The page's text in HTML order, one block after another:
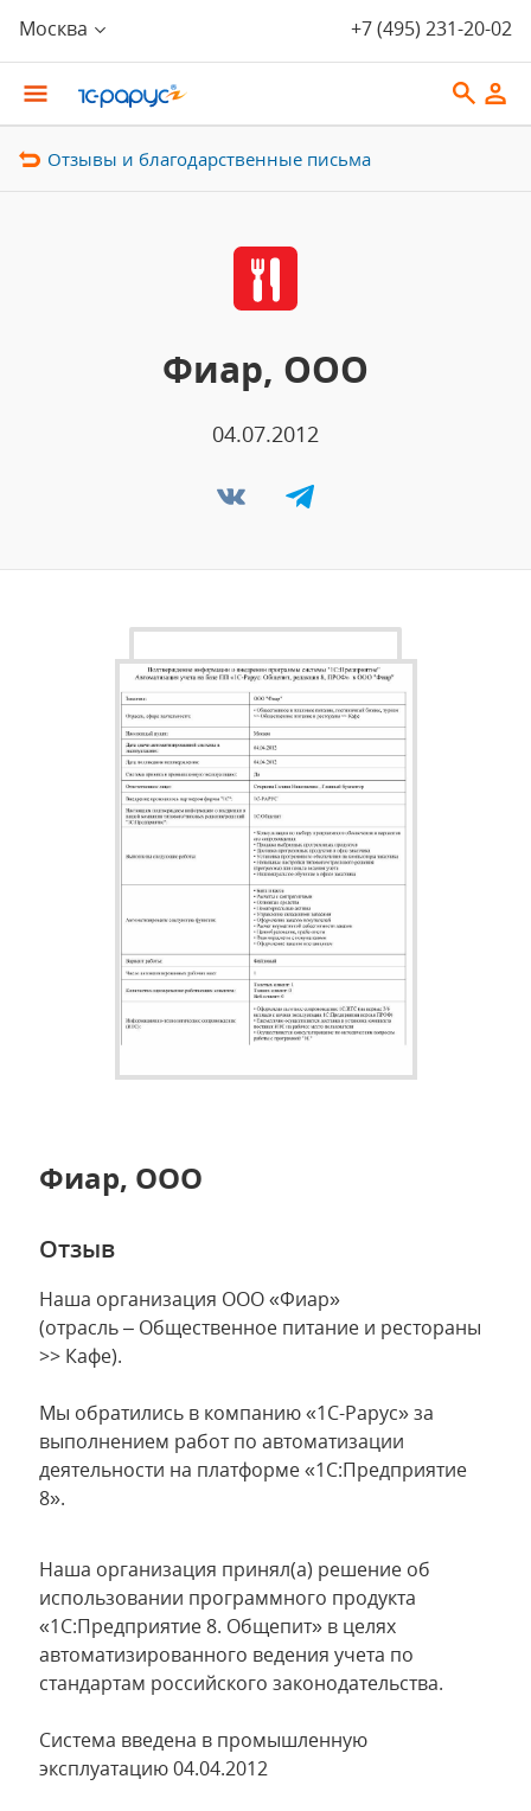
Москва +7 (495) 231-20-02
Отзывы и благодарственные письма
Фиар, ООО
04.07.2012
Фиар, ООО
Отзыв
Наша организация ООО «Фиар»
(отрасль – Общественное питание и рестораны
>> Кафе).
Мы обратились в компанию «1С-Рарус» за
выполнением работ по автоматизации
деятельности на платформе «1С:Предприятие
8».
Наша организация принял(а) решение об
использовании программного продукта
«1С:Предприятие 8. Общепит» в целях
автоматизированного ведения учета по
стандартам российского законодательства.
Система введена в промышленную
эксплуатацию 04.04.2012